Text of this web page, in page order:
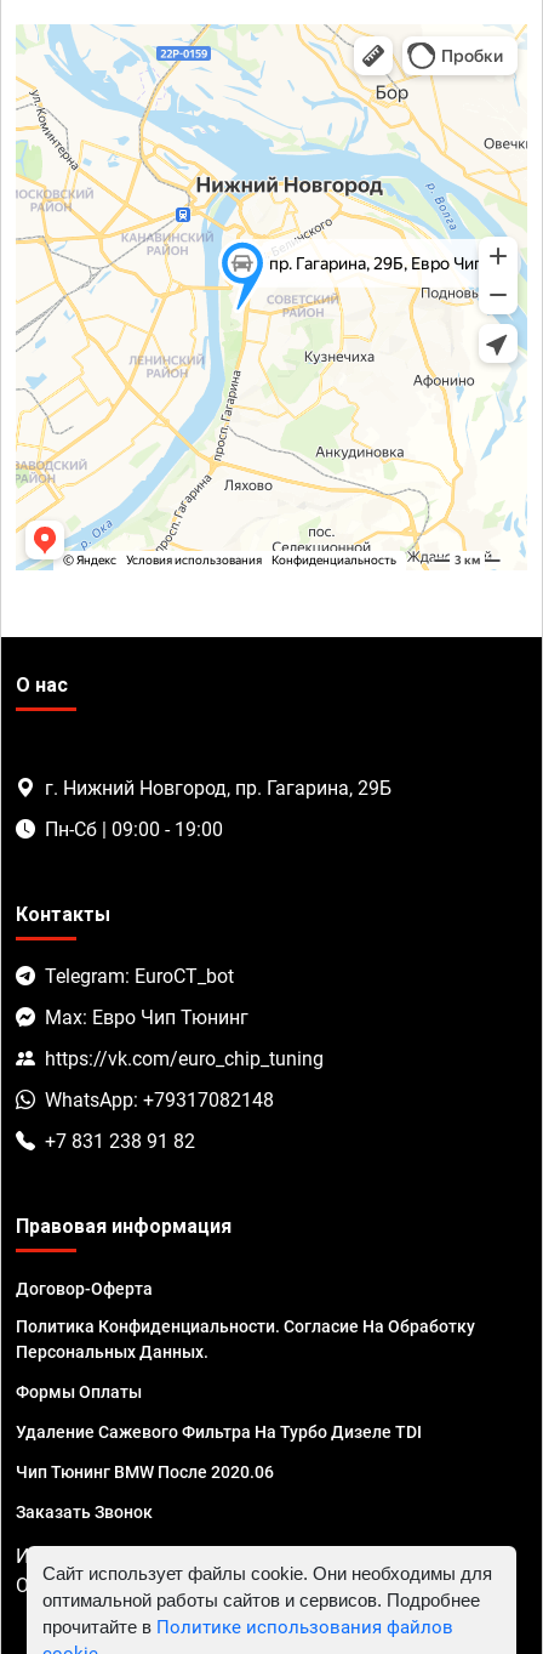
О нас
г. Нижний Новгород, пр. Гагарина, 29Б
Пн-Сб | 09:00 - 19:00
Контакты
Telegram: EuroCT_bot
Max: Евро Чип Тюнинг
https://vk.com/euro_chip_tuning
WhatsApp: +79317082148
+7 831 238 91 82
Правовая информация
Договор-Оферта
Политика Конфиденциальности. Согласие На Обработку
Персональных Данных.
Формы Оплаты
Удаление Сажевого Фильтра На Турбо Дизеле TDI
Чип Тюнинг BMW После 2020.06
Заказать Звонок
ИП Смирнов Георгий Павлович. ИНН 781302555843,
ОГРНИП 324470400032610
Сайт использует файлы cookie. Они необходимы для
оптимальной работы сайтов и сервисов. Подробнее
прочитайте в Политике использования файлов